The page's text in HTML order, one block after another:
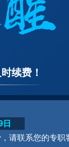
续费！
请联系您的专职